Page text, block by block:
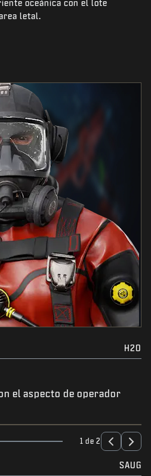
oceánica con el lote
letal.
H2O
el aspecto de operador
1 de 2
SAUG